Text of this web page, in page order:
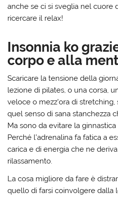
anche se ci si sveglia nel cuore
ricercare il relax!
Insonnia ko
corpo e alla
Scaricare la tensione della
lezione di pilates, o una corsa,
veloce o mezz’ora di
quel senso di sana stanchezza
Ma sono da evitare la
Perché l’adrenalina fa fatica a
carica e di energia che ne
rilassamento.
La cosa migliore da fare è
quello di farsi coinvolgere dalla